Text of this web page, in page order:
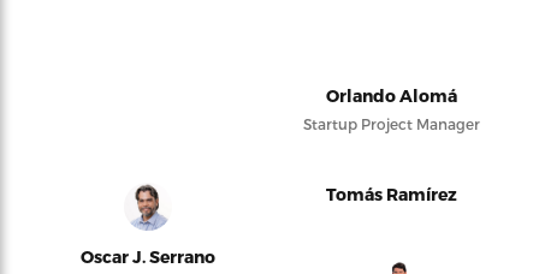
Orlando Alomá
Startup Project Manager
Oscar J. Serrano
Tomás Ramírez